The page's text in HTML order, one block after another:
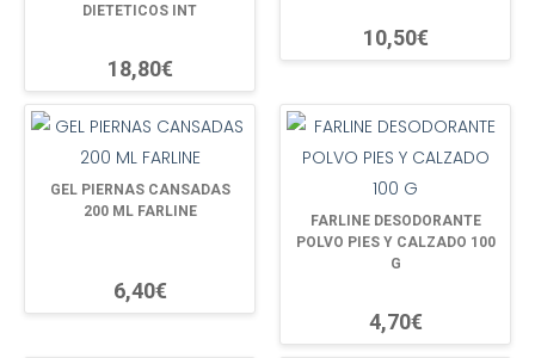
DIETETICOS INT
18,80€
10,50€
GEL PIERNAS CANSADAS
200 ML FARLINE
6,40€
FARLINE DESODORANTE
POLVO PIES Y CALZADO 100
G
4,70€